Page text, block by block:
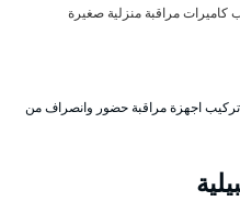
كاميرات مراقبة منزلية صغيرة
اجهزة مراقبة حضور وانصراف من